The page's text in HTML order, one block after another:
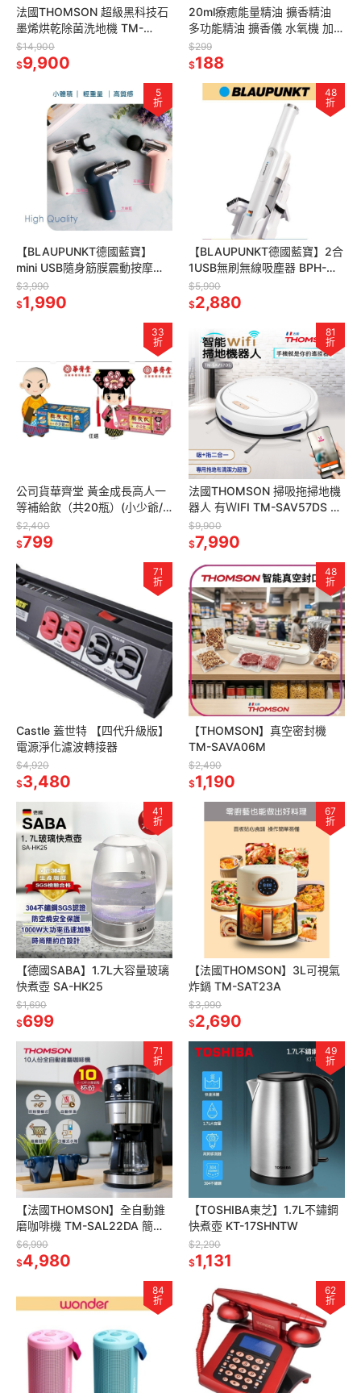
法國THOMSON 超級黑科技石
墨烯烘乾除菌洗地機 TM-
SAV63D 洗地機 除菌 掃地 拖
地 吸塵 掃拖吸
$14,900
$9,900
20ml療癒能量精油 擴香精油
多功能精油 擴香儀 水氧機 加濕
器 空氣淨化機 手工皂 精油 薰
香
$299
$188
5
折
【BLAUPUNKT德國藍寶】
mini USB隨身筋膜震動按摩槍
BPB-M11HU
$3,990
$1,990
48
折
【BLAUPUNKT德國藍寶】2合
1USB無刷無線吸塵器 BPH-
V18DU
$5,990
$2,880
33
折
公司貨華齊堂 黃金成長高人一
等補給飲（共20瓶）(小少爺/
小公主任選)
$2,400
$799
81
折
法國THOMSON 掃吸拖掃地機
器人 有ＷIFI TM-SAV57DS 掃
拖地機器人 掃地機器
$9,900
$7,990
71
折
Castle 蓋世特 【四代升級版】
電源淨化濾波轉接器
$4,920
$3,480
48
折
【THOMSON】真空密封機
TM-SAVA06M
$2,490
$1,190
41
折
【德國SABA】1.7L大容量玻璃
快煮壺 SA-HK25
$1,690
$699
67
折
【法國THOMSON】3L可視氣
炸鍋 TM-SAT23A
$3,990
$2,690
71
折
【法國THOMSON】全自動錐
磨咖啡機 TM-SAL22DA 簡易
咖啡機
$6,990
$4,980
49
折
【TOSHIBA東芝】1.7L不鏽鋼
快煮壺 KT-17SHNTW
$2,290
$1,131
84
折
62
折